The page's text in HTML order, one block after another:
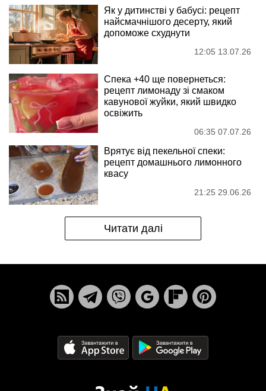
Як у дитинстві у бабусі: рецепт
найсмачнішого десерту, який
допоможе схуднути
12:05 13.07.26
Спека +40 ще повернеться:
рецепт лимонаду зі смаком
кавунової жуйки, який швидко
освіжить
06:35 07.07.26
Врятує від пекельної спеки:
рецепт домашнього лимонного
квасу
21:25 29.06.26
Читати далі